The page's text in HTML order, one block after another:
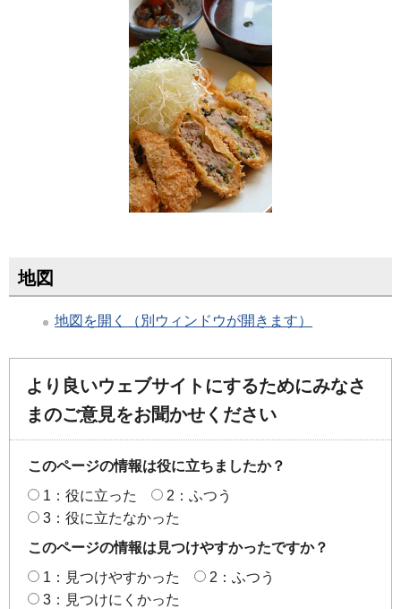
地図
地図を開く（別ウィンドウが開きます）
より良いウェブサイトにするためにみなさ
まのご意見をお聞かせください
このページの情報は役に立ちましたか？
1：役に立った
2：ふつう
3：役に立たなかった
このページの情報は見つけやすかったですか？
1：見つけやすかった
2：ふつう
3：見つけにくかった